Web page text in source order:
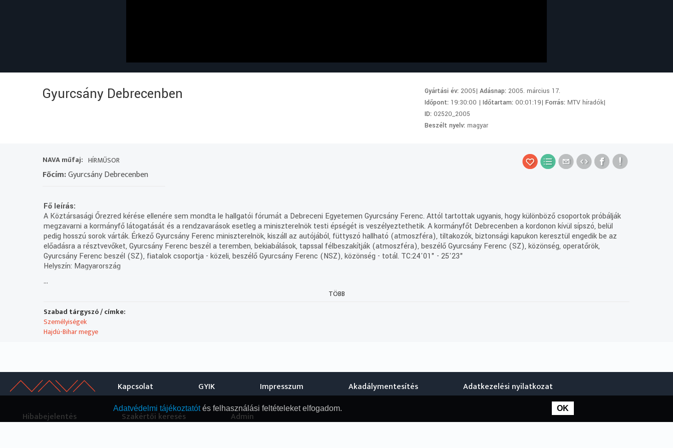
Gyurcsány Debrecenben Gyártási év:2005|Adásnap:2005. március 17.
Időpont: 19:30:00 |Időtartam:00:01:19|Forrás:MTV híradók|
ID:02520_2005
Beszélt nyelv:magyar
NAVA műfaj: HÍRMŰSOR
Főcím:Gyurcsány Debrecenben
Fő leírás:
A Köztársasági Őrezred kérése ellenére sem mondta le hallgatói fórumát a Debreceni Egyetemen Gyurcsány Ferenc. Attól tartottak ugyanis, hogy különböző csoportok próbálják
megzavarni a kormányfő látogatását és a rendzavarások esetleg a miniszterelnök testi épségét is veszélyeztethetik. A kormányfőt Debrecenben a kordonon kívül sípszó, belül
pedig hosszú sorok várták. Érkező Gyurcsány Ferenc miniszterelnök, kiszáll az autójából, füttyszó hallható (atmoszféra), tiltakozók, biztonsági kapukon keresztül engedik be az
előadásra a résztvevőket, Gyurcsány Ferenc beszél a teremben, bekiabálások, tapssal félbeszakítják (atmoszféra), beszélő Gyurcsány Ferenc (SZ), közönség, operatőrök,
Gyurcsány Ferenc beszél (SZ), fiatalok csoportja - közeli, beszélő Gyurcsány Ferenc (NSZ), közönség - totál. TC:24'01" - 25'23"
Helyszín: Magyarország
Technikai leírás:
Az 1990-2005 közötti időszakban keletkezett híradók leiratai zömmel ékezet nélkül keletkeztek és kerültek a NAVA-ba. Ezek javítása és a keresést segítő metaadatoknak az
Műsorszolgáltatói ismertető:
Forrás: Debreceni Stúdió, Szerkesztő: Grabovszky Anikó, Operatőr: Rásó Gyula
...
TÖBB
Szabad tárgyszó / címke:
Személyiségek
Hajdú-Bihar megye
Kapcsolat GYIK Impresszum Akadálymentesítés Adatkezelési nyilatkozat
Hibabejelentés Szakértői keresés Admin
Adatvédelmi tájékoztatótés felhasználási feltételeket elfogadom. OK